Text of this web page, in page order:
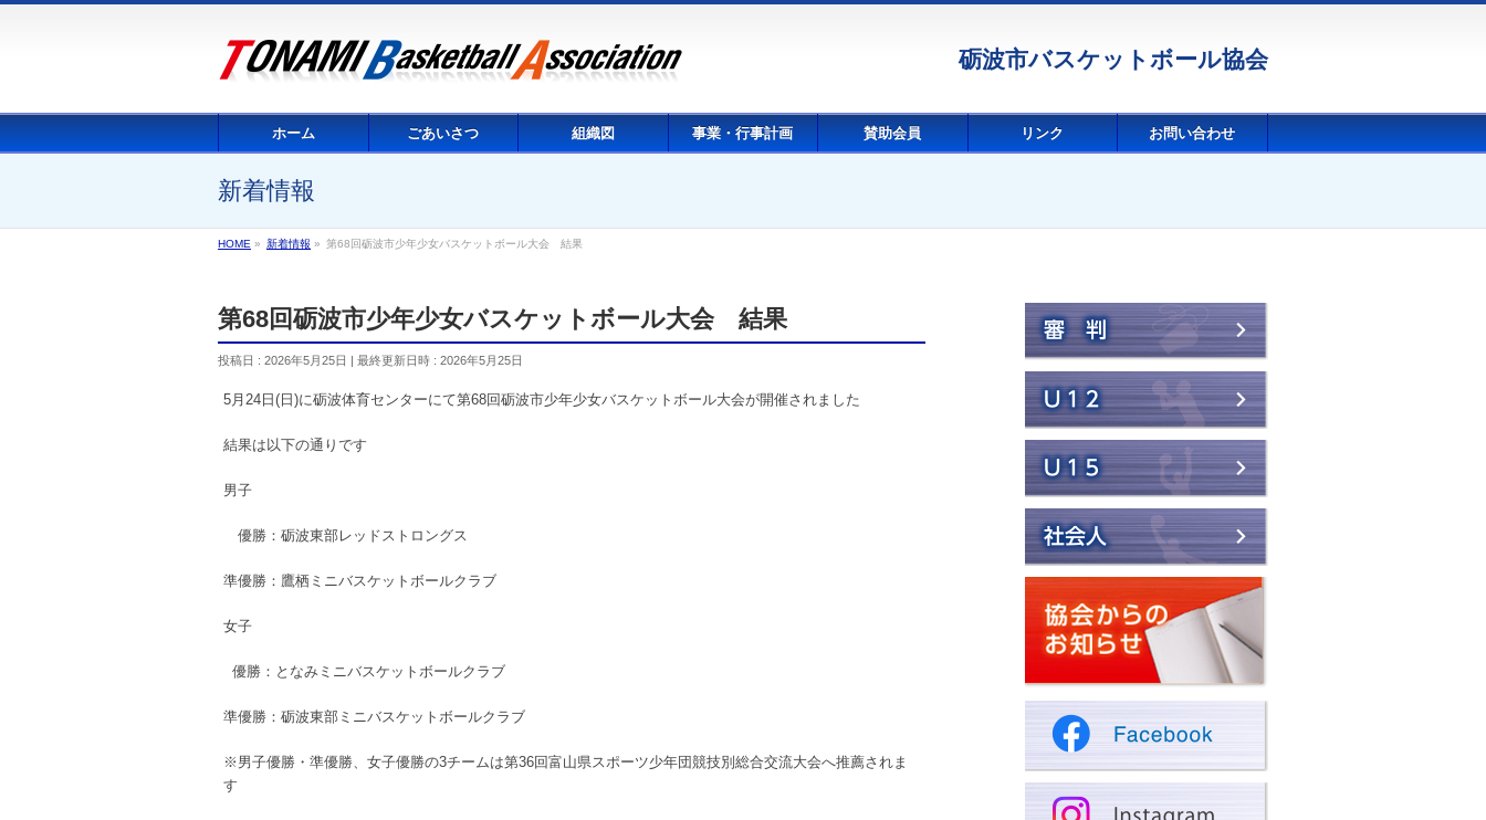
砺波市バスケットボール協会
ホーム ごあいさつ 組織図 事業・行事計画 賛助会員 リンク お問い合わせ
新着情報
HOME » 新着情報 » 第68回砺波市少年少女バスケットボール大会 結果
第68回砺波市少年少女バスケットボール大会 結果
投稿日 : 2026年5月25日 最終更新日時 : 2026年5月25日
5月24日(日)に砺波体育センターにて第68回砺波市少年少女バスケットボール大会が開催されました
結果は以下の通りです
男子
優勝：砺波東部レッドストロングス
準優勝：鷹栖ミニバスケットボールクラブ
女子
優勝：となみミニバスケットボールクラブ
準優勝：砺波東部ミニバスケットボールクラブ
※男子優勝・準優勝、女子優勝の3チームは第36回富山県スポーツ少年団競技別総合交流大会へ推薦されま
す